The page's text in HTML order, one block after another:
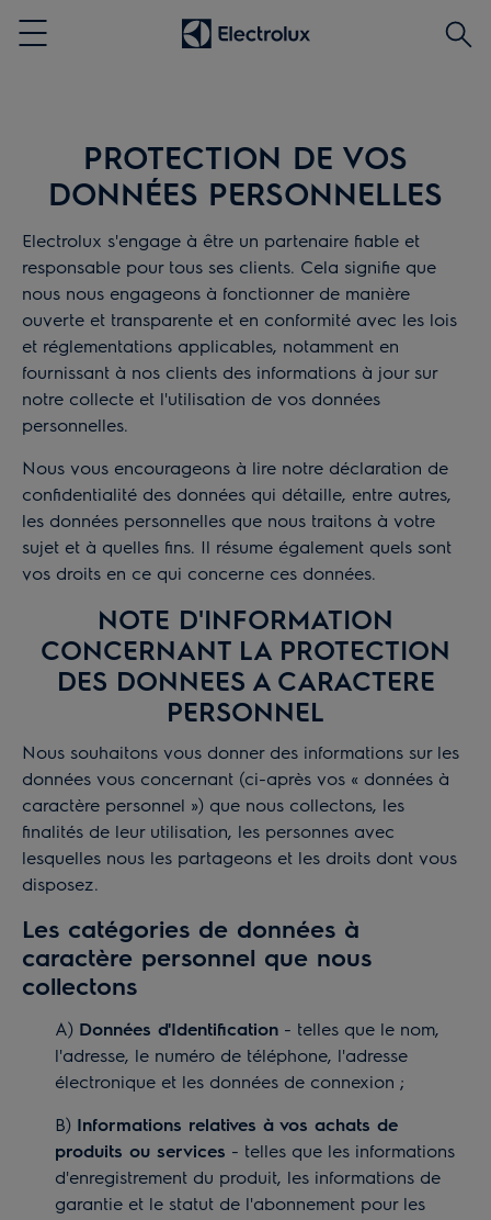
Menu
PROTECTION DE VOS
DONNÉES PERSONNELLES
Electrolux s'engage à être un partenaire fiable et
responsable pour tous ses clients. Cela signifie que
nous nous engageons à fonctionner de manière
ouverte et transparente et en conformité avec les lois
et réglementations applicables, notamment en
fournissant à nos clients des informations à jour sur
notre collecte et l'utilisation de vos données
personnelles.
Nous vous encourageons à lire notre déclaration de
confidentialité des données qui détaille, entre autres,
les données personnelles que nous traitons à votre
sujet et à quelles fins. Il résume également quels sont
vos droits en ce qui concerne ces données.
NOTE D'INFORMATION
CONCERNANT LA PROTECTION
DES DONNEES A CARACTERE
PERSONNEL
Nous souhaitons vous donner des informations sur les
données vous concernant (ci-après vos « données à
caractère personnel ») que nous collectons, les
finalités de leur utilisation, les personnes avec
lesquelles nous les partageons et les droits dont vous
disposez.
Les catégories de données à
caractère personnel que nous
collectons
A) Données d'Identification - telles que le nom,
l'adresse, le numéro de téléphone, l'adresse
électronique et les données de connexion ;
B) Informations relatives à vos achats de
produits ou services - telles que les informations
d'enregistrement du produit, les informations de
garantie et le statut de l'abonnement pour les